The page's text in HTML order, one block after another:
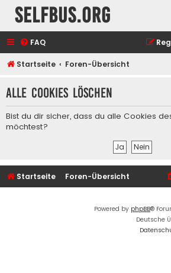
selfbus.org
FAQ
Startseite Foren-Übersicht
Alle Cookies löschen
Bist du dir sicher, dass du alle Cookies
möchtest?
Startseite Foren-Übersicht
Powered by phpBB®
Deutsche